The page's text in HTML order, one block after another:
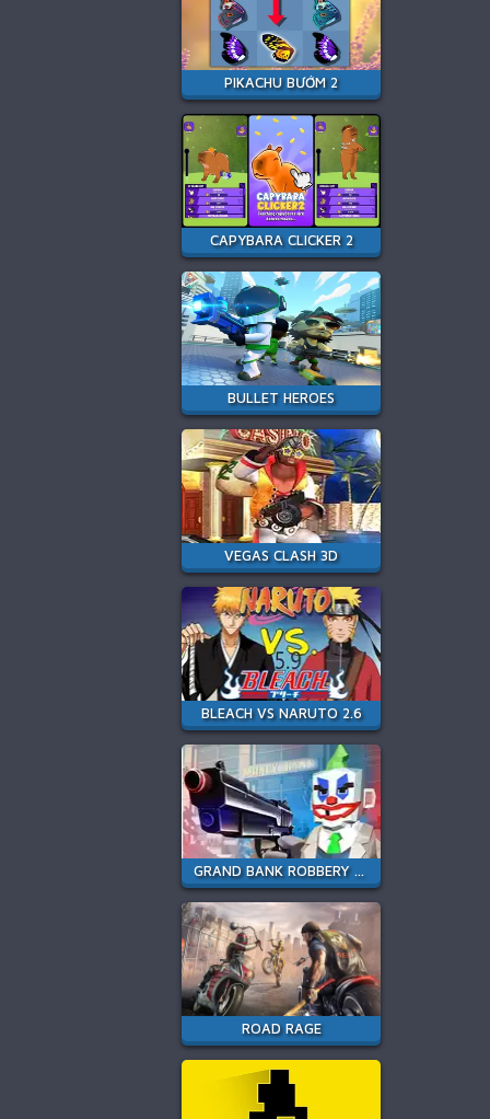
PIKACHU BƯỚM 2
CAPYBARA CLICKER 2
BULLET HEROES
VEGAS CLASH 3D
BLEACH VS NARUTO 2.6
GRAND BANK ROBBERY DUEL
ROAD RAGE